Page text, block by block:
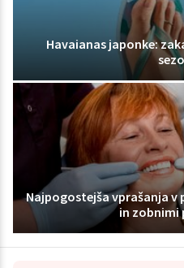
Havaianas japonke:
Najpogostejša vprašanja v
in zobnimi